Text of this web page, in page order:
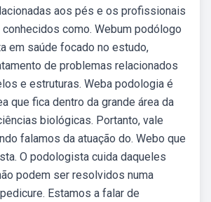
aos pés e os profissionais
como. Webum podólogo
em saúde focado no estudo,
de problemas relacionados
e estruturas. Weba podologia é
que fica dentro da grande área da
biológicas. Portanto, vale
falamos da atuação do. Webo que
O podologista cuida daqueles
podem ser resolvidos numa
Estamos a falar de